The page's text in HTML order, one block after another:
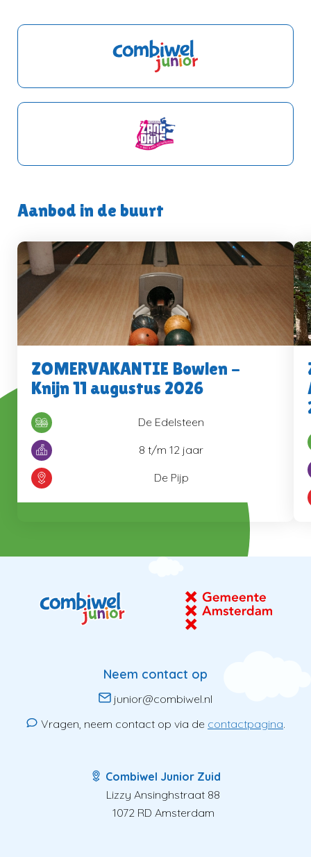
Aanbod in de buurt
ZOMERVAKANTIE Bowlen -
Knijn 11 augustus 2026
De Edelsteen
8 t/m 12 jaar
De Pijp
Neem contact op
junior@combiwel.nl
Vragen, neem contact op via de contactpagina.
Combiwel Junior Zuid
Lizzy Ansinghstraat 88
1072 RD Amsterdam